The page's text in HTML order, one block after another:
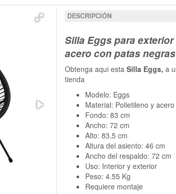
DESCRIPCIÓN
Silla Eggs para
acero con patas negras
Obtenga aqui estaSilla Eggs, a
tienda
Modelo: Eggs
Material: Polietileno y acero
Fondo: 83 cm
Ancho: 72 cm
Alto: 83,5 cm
Altura del asiento: 46 cm
Ancho del respaldo: 72 cm
Uso: Interior y exterior
Peso: 4.55 Kg
Requiere montaje